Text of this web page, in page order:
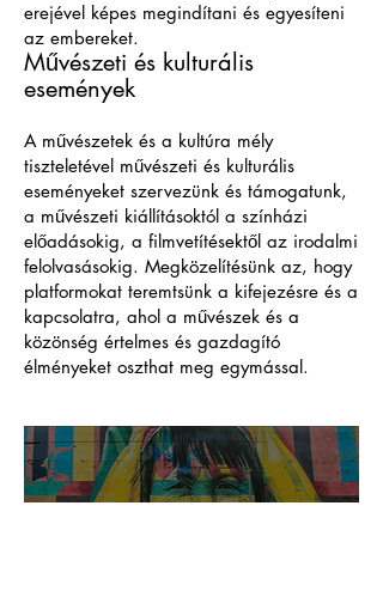
erejével képes megindítani és egyesíteni
az embereket.
Művészeti és kulturális
események
A művészetek és a kultúra mély
tiszteletével művészeti és kulturális
eseményeket szervezünk és támogatunk,
a művészeti kiállításoktól a színházi
előadásokig, a filmvetítésektől az irodalmi
felolvasásokig. Megközelítésünk az, hogy
platformokat teremtsünk a kifejezésre és a
kapcsolatra, ahol a művészek és a
közönség értelmes és gazdagító
élményeket oszthat meg egymással.